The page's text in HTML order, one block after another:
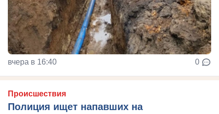
вчера в 16:40 0
Происшествия
Полиция ищет напавших на